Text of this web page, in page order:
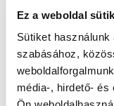
Ez a weboldal
Sütiket
szabásához,
média-, hirdető- és
1,25-3 kg 20-40 g
3-5 kg 40-60 g
5-8 kg 60-100 g
A fenti adagok
ki kell igazítani őket,
aktivitást, az
fenntartásához